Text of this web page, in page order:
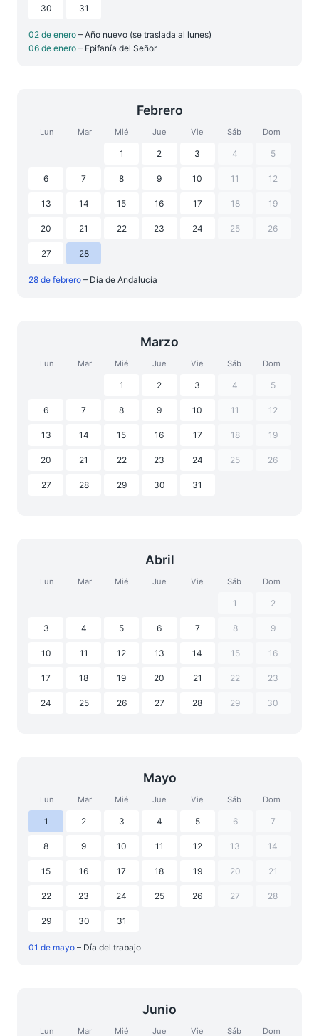
30 31
02 de enero – Año nuevo (se traslada al lunes)
06 de enero – Epifanía del Señor
Febrero
Lun Mar Mié Jue Vie Sáb Dom
1 2 3 4 5
6 7 8 9 10 11 12
13 14 15 16 17 18 19
20 21 22 23 24 25 26
27 28
28 de febrero – Día de Andalucía
Marzo
Lun Mar Mié Jue Vie Sáb Dom
1 2 3 4 5
6 7 8 9 10 11 12
13 14 15 16 17 18 19
20 21 22 23 24 25 26
27 28 29 30 31
Abril
Lun Mar Mié Jue Vie Sáb Dom
1 2
3 4 5 6 7 8 9
10 11 12 13 14 15 16
17 18 19 20 21 22 23
24 25 26 27 28 29 30
Mayo
Lun Mar Mié Jue Vie Sáb Dom
1 2 3 4 5 6 7
8 9 10 11 12 13 14
15 16 17 18 19 20 21
22 23 24 25 26 27 28
29 30 31
01 de mayo – Día del trabajo
Junio
Lun Mar Mié Jue Vie Sáb Dom